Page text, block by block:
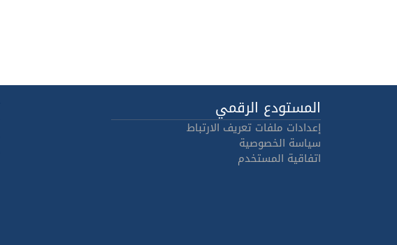
المستودع الرقمي
إعدادات ملفات تعريف الارتباط
سياسة الخصوصية
اتفاقية المستخدم